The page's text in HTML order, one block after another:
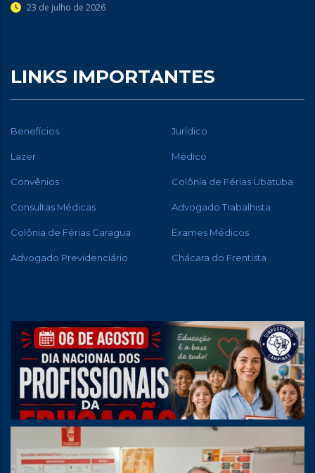
23 de julho de 2026
LINKS IMPORTANTES
Benefícios Jurídico
Lazer Médico
Convênios Colônia de Férias Ubatuba
Consultas Médicas Advogado Trabalhista
Colônia de Férias Caragua Exames Médicos
Advogado Previdenciário Chácara do Frentista